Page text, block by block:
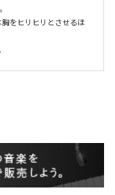
胸をヒリヒリとさせるほ